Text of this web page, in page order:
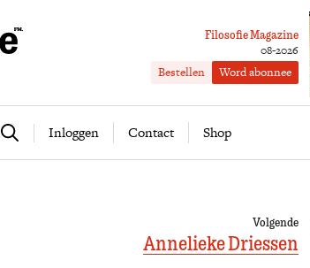
Filosofie Magazine
08-2026
Bestellen Word abonnee
Zoeken Inloggen Contact Shop
over filosofie Word abonnee
Volgende
Annelieke Driessen